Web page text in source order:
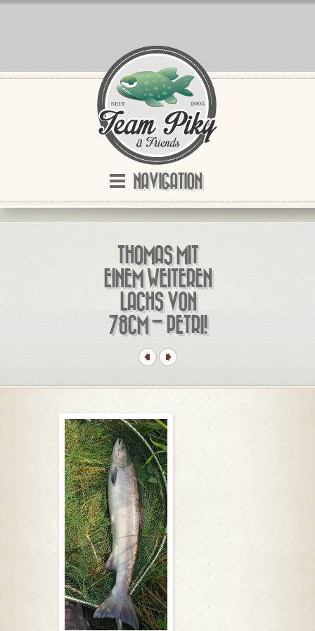
NAVIGATION
THOMAS MIT
EINEM WEITEREN
LACHS VON
78CM – PETRI!